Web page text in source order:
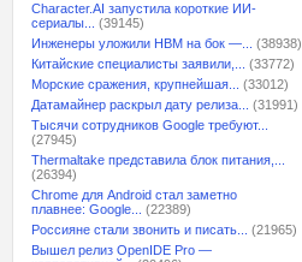
Character.AI запустила короткие ИИ-
сериалы...
(39145)
Инженеры уложили HBM на бок —...
(38938)
Китайские специалисты заявили,...
(33772)
Морские сражения, крупнейшая...
(33012)
Датамайнер раскрыл дату релиза...
(31991)
Тысячи сотрудников Google требуют...
(27945)
Thermaltake представила блок питания,...
(26394)
Chrome для Android стал заметно
плавнее: Google...
(22389)
Россияне стали звонить и писать...
(21965)
Вышел релиз OpenIDE Pro —